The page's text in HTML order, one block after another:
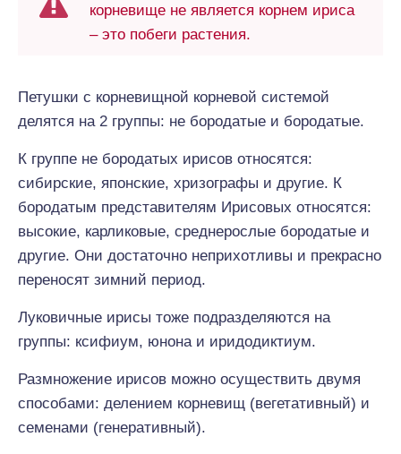
корневище не является корнем ириса
– это побеги растения.
Петушки с корневищной корневой системой
делятся на 2 группы: не бородатые и бородатые.
К группе не бородатых ирисов относятся:
сибирские, японские, хризографы и другие. К
бородатым представителям Ирисовых относятся:
высокие, карликовые, среднерослые бородатые и
другие. Они достаточно неприхотливы и прекрасно
переносят зимний период.
Луковичные ирисы тоже подразделяются на
группы: ксифиум, юнона и иридодиктиум.
Размножение ирисов можно осуществить двумя
способами: делением корневищ (вегетативный) и
семенами (генеративный).